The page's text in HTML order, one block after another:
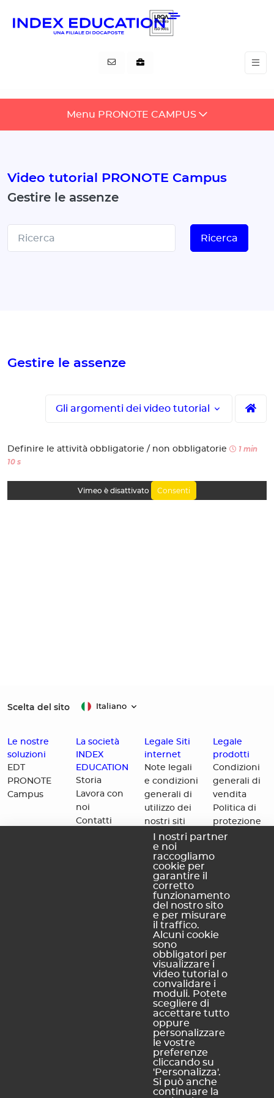
Menu PRONOTE CAMPUS
Video tutorial PRONOTE Campus
Gestire le assenze
Gestire le assenze
Gli argomenti dei video tutorial
Definire le attività obbligatorie / non obbligatorie
1 min
10 s
Vimeo è disattivato Consenti
Scelta del sito Italiano
Le nostre
soluzioni
EDT
PRONOTE
Campus
La società
INDEX
EDUCATION
Storia
Lavora con
noi
Contatti
Legale Siti
internet
Note legali
e condizioni
generali di
utilizzo dei
nostri siti
internet
Politica di
riservatezza
Informativa
sui cookie
Mappa del
sito
Legale
prodotti
Condizioni
generali di
vendita
Politica di
protezione
dei dati
INDEX EDUCATION ITALIA
Accreditati dal M.I.U.R.
I nostri partner
e noi
raccogliamo
cookie per
garantire il
corretto
funzionamento
del nostro sito
e per misurare
il traffico.
Alcuni cookie
sono
obbligatori per
visualizzare i
video tutorial o
convalidare i
moduli. Potete
scegliere di
accettare tutto
oppure
personalizzare
le vostre
preferenze
cliccando su
'Personalizza'.
Si può anche
continuare la